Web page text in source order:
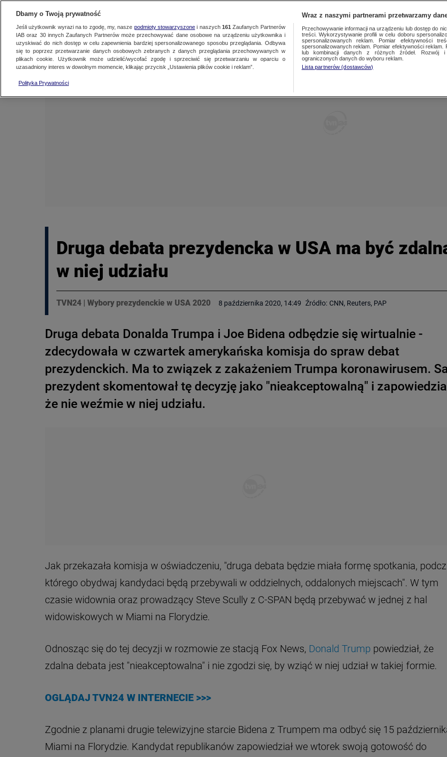
NAJNOWSZE WARSZAWA
WARSZAWA
ŁÓDŹ
KRAKÓW
LUBLIN
LUBUSKIE
PREMIUM METEO
Druga debata prezydencka w USA ma być
w niej udziału
TVN24 | Wybory prezydenckie w USA 2020 8 października 2020, 14:49 Źródło: CNN, Reuters, PAP
Druga debata Donalda Trumpa i Joe Bidena odbędzie się wirtualnie -
zdecydowała w czwartek amerykańska komisja do spraw debat
prezydenckich. Ma to związek z zakażeniem Trumpa koronawirusem.
prezydent skomentował tę decyzję jako "nieakceptowalną" i
że nie weźmie w niej udziału.
Jak przekazała komisja w oświadczeniu, "druga debata będzie miała formę spotkania,
którego obydwaj kandydaci będą przebywali w oddzielnych, oddalonych miejscach". W tym
czasie widownia oraz prowadzący Steve Scully z C-SPAN będą przebywać w jednej z hal
widowiskowych w Miami na Florydzie.
Odnosząc się do tej decyzji w rozmowie ze stacją Fox News, Donald Trump powiedział, że
zdalna debata jest "nieakceptowalna" i nie zgodzi się, by wziąć w niej udział w takiej formie.
OGLĄDAJ TVN24 W INTERNECIE >>>
Zgodnie z planami drugie telewizyjne starcie Bidena z Trumpem ma odbyć się 15
Miami na Florydzie. Kandydat republikanów zapowiedział we wtorek swoją gotowość do
Dbamy o Twoją prywatność
Jeśli użytkownik wyrazi na to zgodę, my, nasze podmioty stowarzyszonei naszych 161 Zaufanych Partnerów
IAB oraz 30innych Zaufanych Partnerów może przechowywać dane osobowe na urządzeniu użytkownika i
uzyskiwać do nich dostęp w celu zapewnienia bardziej spersonalizowanego sposobu przeglądania. Odbywa
się to poprzez przetwarzanie danych osobowych zebranych z danych przeglądania przechowywanych w
plikach cookie. Użytkownik może udzielić/wycofać zgodę i sprzeciwić się przetwarzaniu w oparciu o
uzasadniony interes w dowolnym momencie, klikając przycisk „Ustawienia plików cookie i reklam”.
Polityka Prywatności
Wraz z naszymi partnerami przetwarzamy
Przechowywanie informacji na urządzeniu lub dostęp do
treści. Wykorzystywanie profili w celu doboru
spersonalizowanych reklam. Pomiar efektywności
spersonalizowanych reklam. Pomiar efektywności
lub kombinacji danych z różnych źródeł. Rozwój i
ograniczonych danych do wyboru reklam.
Lista partnerów (dostawców)